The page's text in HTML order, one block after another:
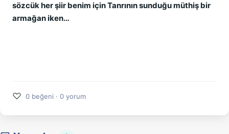
sözcük her şiir benim için Tanrının sunduğu müthiş bir
armağan iken…
♡ 0 beğeni · 0 yorum